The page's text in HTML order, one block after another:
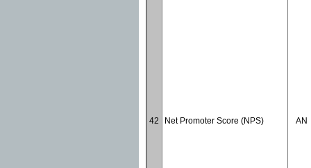
42 Net Promoter Score (NPS) AN